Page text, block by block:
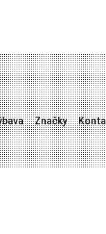
Značky